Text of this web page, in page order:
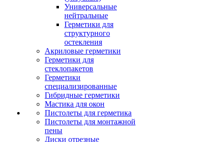
Универсальные
нейтральные
Герметики для
структурного
остекления
Акриловые герметики
Герметики для
стеклопакетов
Герметики
специализированные
Гибридные герметики
Мастика для окон
Пистолеты для герметика
Пистолеты для монтажной
пены
Диски отрезные